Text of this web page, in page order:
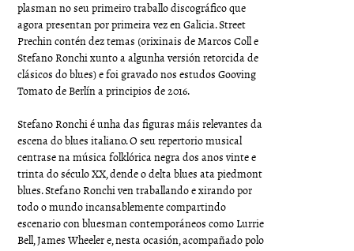
plasman no seu primeiro traballo discográfico que
agora presentan por primeira vez en Galicia. Street
Prechin contén dez temas (orixinais de Marcos Coll e
Stefano Ronchi xunto a algunha versión retorcida de
clásicos do blues) e foi gravado nos estudos Gooving
Tomato de Berlín a principios de 2016.
Stefano Ronchi é unha das figuras máis relevantes da
escena do blues italiano. O seu repertorio musical
centrase na música folklórica negra dos anos vinte e
trinta do século XX, dende o delta blues ata piedmont
blues. Stefano Ronchi ven traballando e xirando por
todo o mundo incansablemente compartindo
escenario con bluesman contemporáneos como Lurrie
Bell, James Wheeler e, nesta ocasión, acompañado polo